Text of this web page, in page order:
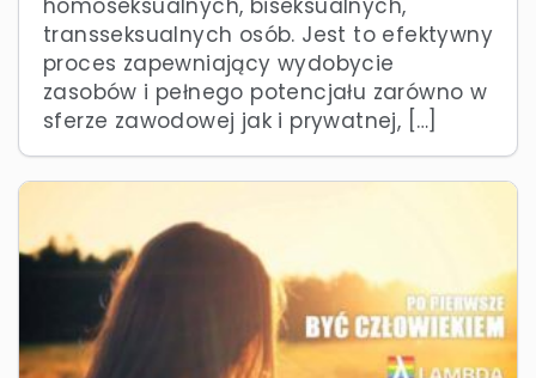
transseksualnych osób. Jest to efektywny
proces zapewniający wydobycie
zasobów i pełnego potencjału zarówno w
sferze zawodowej jak i prywatnej, […]